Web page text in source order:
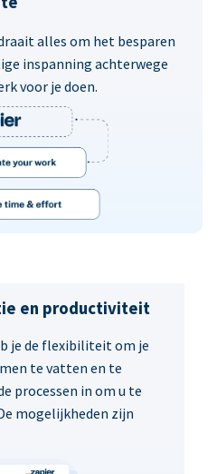
alles om het besparen
inspanning achterwege
voor je doen.
en productiviteit
je de flexibiliteit om je
te vatten en te
processen in om u te
mogelijkheden zijn